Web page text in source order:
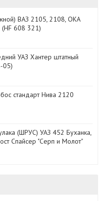
ВАЗ 2105, 2108, ОКА
(HF 608 321)
УАЗ Хантер штатный
05)
стандарт Нива 2120
(ШРУС) УАЗ 452 Буханка,
Спайсер "Серп и Молот"